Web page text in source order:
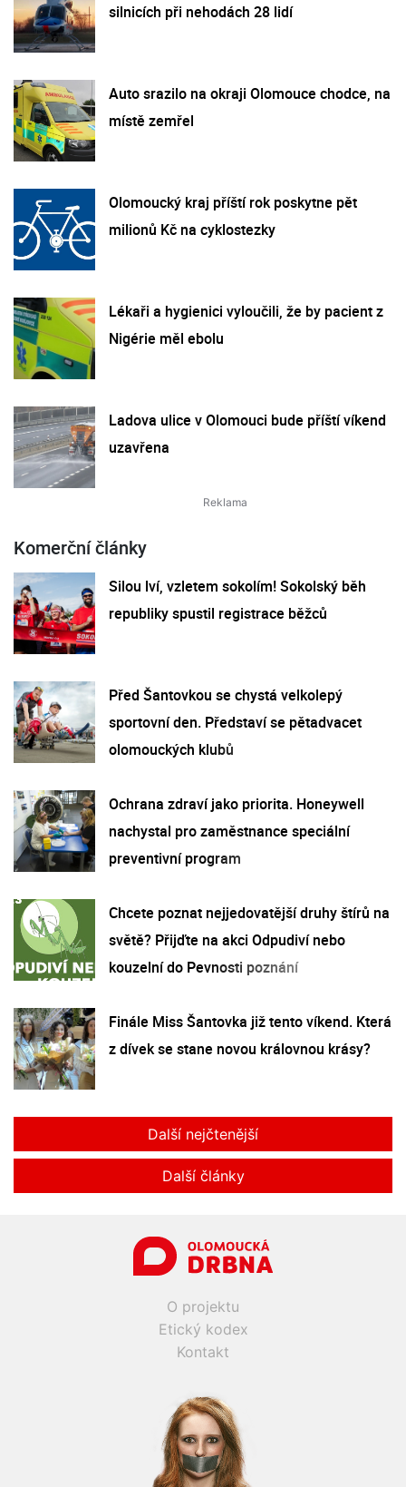
silnicích při nehodách 28 lidí
Auto srazilo na okraji Olomouce chodce, na
místě zemřel
Olomoucký kraj příští rok poskytne pět
milionů Kč na cyklostezky
Lékaři a hygienici vyloučili, že by pacient z
Nigérie měl ebolu
Ladova ulice v Olomouci bude příští víkend
uzavřena
Komerční články
Silou lví, vzletem sokolím! Sokolský běh
republiky spustil registrace běžců
Před Šantovkou se chystá velkolepý
sportovní den. Představí se pětadvacet
olomouckých klubů
Ochrana zdraví jako priorita. Honeywell
nachystal pro zaměstnance speciální
preventivní program
Chcete poznat nejjedovatější druhy štírů na
světě? Přijďte na akci Odpudiví nebo
kouzelní do Pevnosti poznání
Finále Miss Šantovka již tento víkend. Která
z dívek se stane novou královnou krásy?
Další nejčtenější
Další články
O projektu
Etický kodex
Kontakt